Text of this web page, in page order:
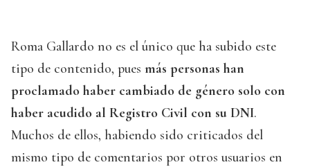
Roma Gallardo no es el único que ha subido este
tipo de contenido, pues más personas han
proclamado haber cambiado de género solo con
haber acudido al Registro Civil con su DNI.
Muchos de ellos, habiendo sido criticados del
mismo tipo de comentarios por otros usuarios en